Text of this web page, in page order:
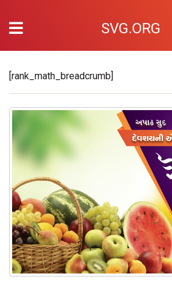
SVG.ORG
[rank_math_breadcrumb]